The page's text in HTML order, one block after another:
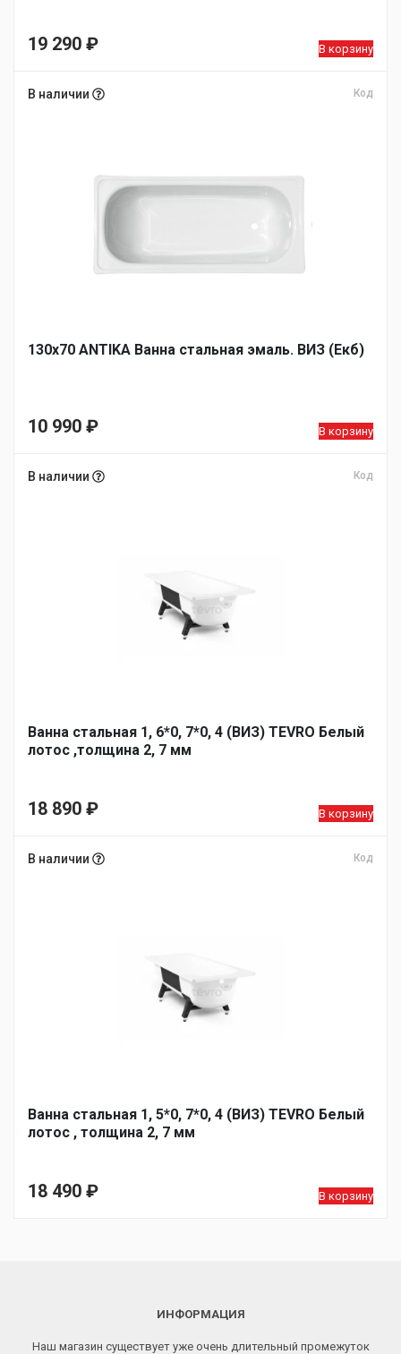
19 290 ₽ В корзину
В наличии Код
130х70 ANTIKA Ванна стальная эмаль. ВИЗ (Екб)
10 990 ₽ В корзину
В наличии Код
Ванна стальная 1, 6*0, 7*0, 4 (ВИЗ) TEVRO Белый
лотос ,толщина 2, 7 мм
18 890 ₽ В корзину
В наличии Код
Ванна стальная 1, 5*0, 7*0, 4 (ВИЗ) TEVRO Белый
лотос , толщина 2, 7 мм
18 490 ₽ В корзину
ИНФОРМАЦИЯ
Наш магазин существует уже очень длительный промежуток